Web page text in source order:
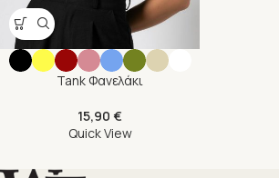
Tank Φανελάκι
15,90 €
Quick View